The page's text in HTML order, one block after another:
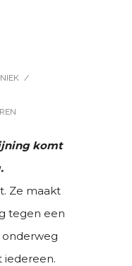
/
komt
Ze maakt
tegen een